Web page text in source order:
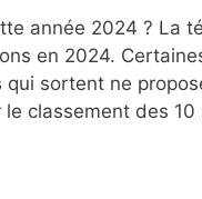
année 2024 ? La
en 2024.
sortent ne
classement des